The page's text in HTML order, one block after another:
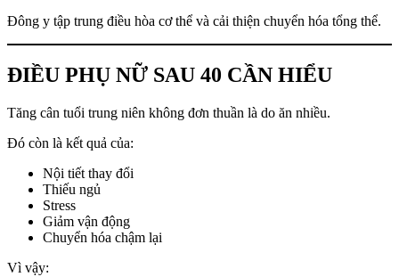
Đông y tập trung điều hòa cơ thể và cải thiện chuyển hóa tổng thể.
ĐIỀU PHỤ NỮ SAU 40 CẦN HIỂU
Tăng cân tuổi trung niên không đơn thuần là do ăn nhiều.
Đó còn là kết quả của:
Nội tiết thay đổi
Thiếu ngủ
Stress
Giảm vận động
Chuyển hóa chậm lại
Vì vậy: